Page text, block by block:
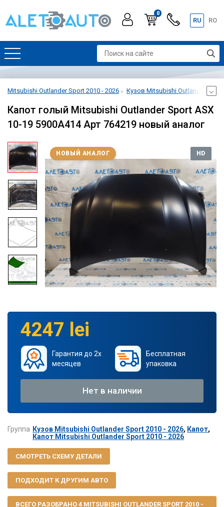
0
RU RO
Mitsubishi Outlander Sport 2010 - 2026 Кузов Mitsubishi Outlander Sport
Капот голый Mitsubishi Outlander Sport ASX
10-19 5900A414 Арт 764219 новый аналог
НОВЫЙ АНАЛОГ HD
4247 lei
Гарантия до 2х
месяцев
Бесплатная
упаковка
Нет в наличии
Группа Кузов Mitsubishi Outlander Sport 2010 - 2026, Капот,
Капот Mitsubishi Outlander Sport 2010 - 2026
СМОТРЕТЬ СХЕМУ ДЕТАЛИ
ПОДХОДИТ К ДРУГИМ АВТО
ВСЕГО РАЗОБРАНО 4 MITSUBISHI OUTLANDER SPORT 2010 -